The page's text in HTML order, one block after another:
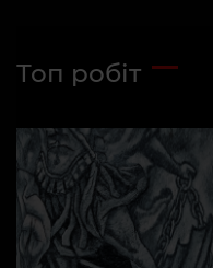
Топ робіт